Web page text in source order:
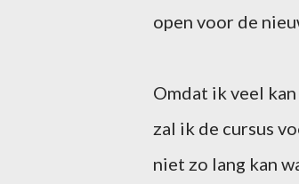
open voor de
Omdat ik veel
zal ik de cursus
niet zo lang kan